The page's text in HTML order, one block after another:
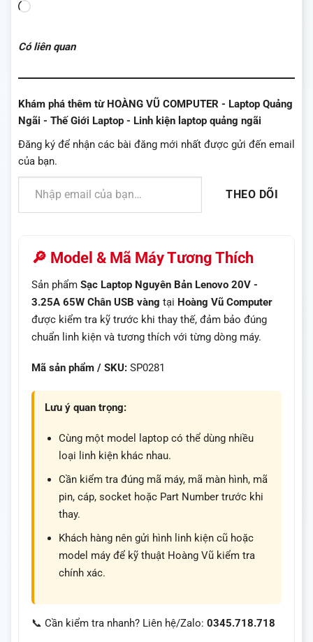
Đang
Có liên quan
Khám phá thêm từ HOÀNG VŨ COMPUTER - Laptop Quảng
Ngãi - Thế Giới Laptop - Linh kiện laptop quảng ngãi
Đăng ký để nhận các bài đăng mới nhất được gửi đến email
của bạn.
Nhập email của bạn…
THEO DÕI
🔎 Model & Mã Máy Tương Thích
Sản phẩm Sạc Laptop Nguyên Bản Lenovo 20V -
3.25A 65W Chân USB vàng tại Hoàng Vũ Computer
được kiểm tra kỹ trước khi thay thế, đảm bảo đúng
chuẩn linh kiện và tương thích với từng dòng máy.
Mã sản phẩm / SKU: SP0281
Lưu ý quan trọng:
Cùng một model laptop có thể dùng nhiều
loại linh kiện khác nhau.
Cần kiểm tra đúng mã máy, mã màn hình, mã
pin, cáp, socket hoặc Part Number trước khi
thay.
Khách hàng nên gửi hình linh kiện cũ hoặc
model máy để kỹ thuật Hoàng Vũ kiểm tra
chính xác.
📞 Cần kiểm tra nhanh? Liên hệ/Zalo: 0345.718.718